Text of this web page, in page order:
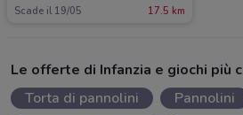
Scade il 19/05 17.5 km
Le offerte di Infanzia e giochi più
Torta di pannolini
Pannolini